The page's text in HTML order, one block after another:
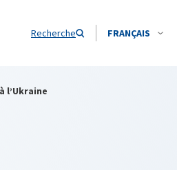
Recherche FRANÇAIS
l’Ukraine